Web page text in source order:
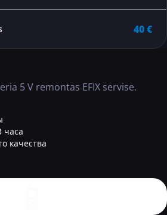
40 €
5 V remontas EFIX servise.
часа
качества